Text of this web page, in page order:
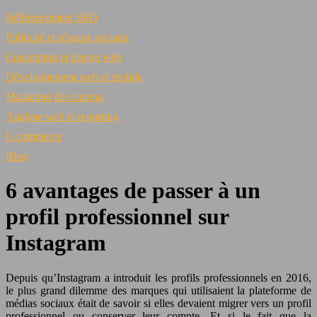
Référencement SEO
Publicité et réseaux sociaux
Conception et design web
Développement web et mobile
Marketing de contenu
Analyse web et reporting
E-commerce
Blog
6 avantages de passer à un
profil professionnel sur
Instagram
Depuis qu’Instagram a introduit les profils professionnels en 2016,
le plus grand dilemme des marques qui utilisaient la plateforme de
médias sociaux était de savoir si elles devaient migrer vers un profil